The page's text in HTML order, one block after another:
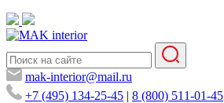
mak-interior@mail.ru
+7 (495) 134-25-45 | 8 (800) 511-01-45